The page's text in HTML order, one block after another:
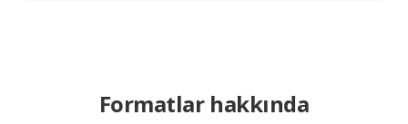
Formatlar hakkında